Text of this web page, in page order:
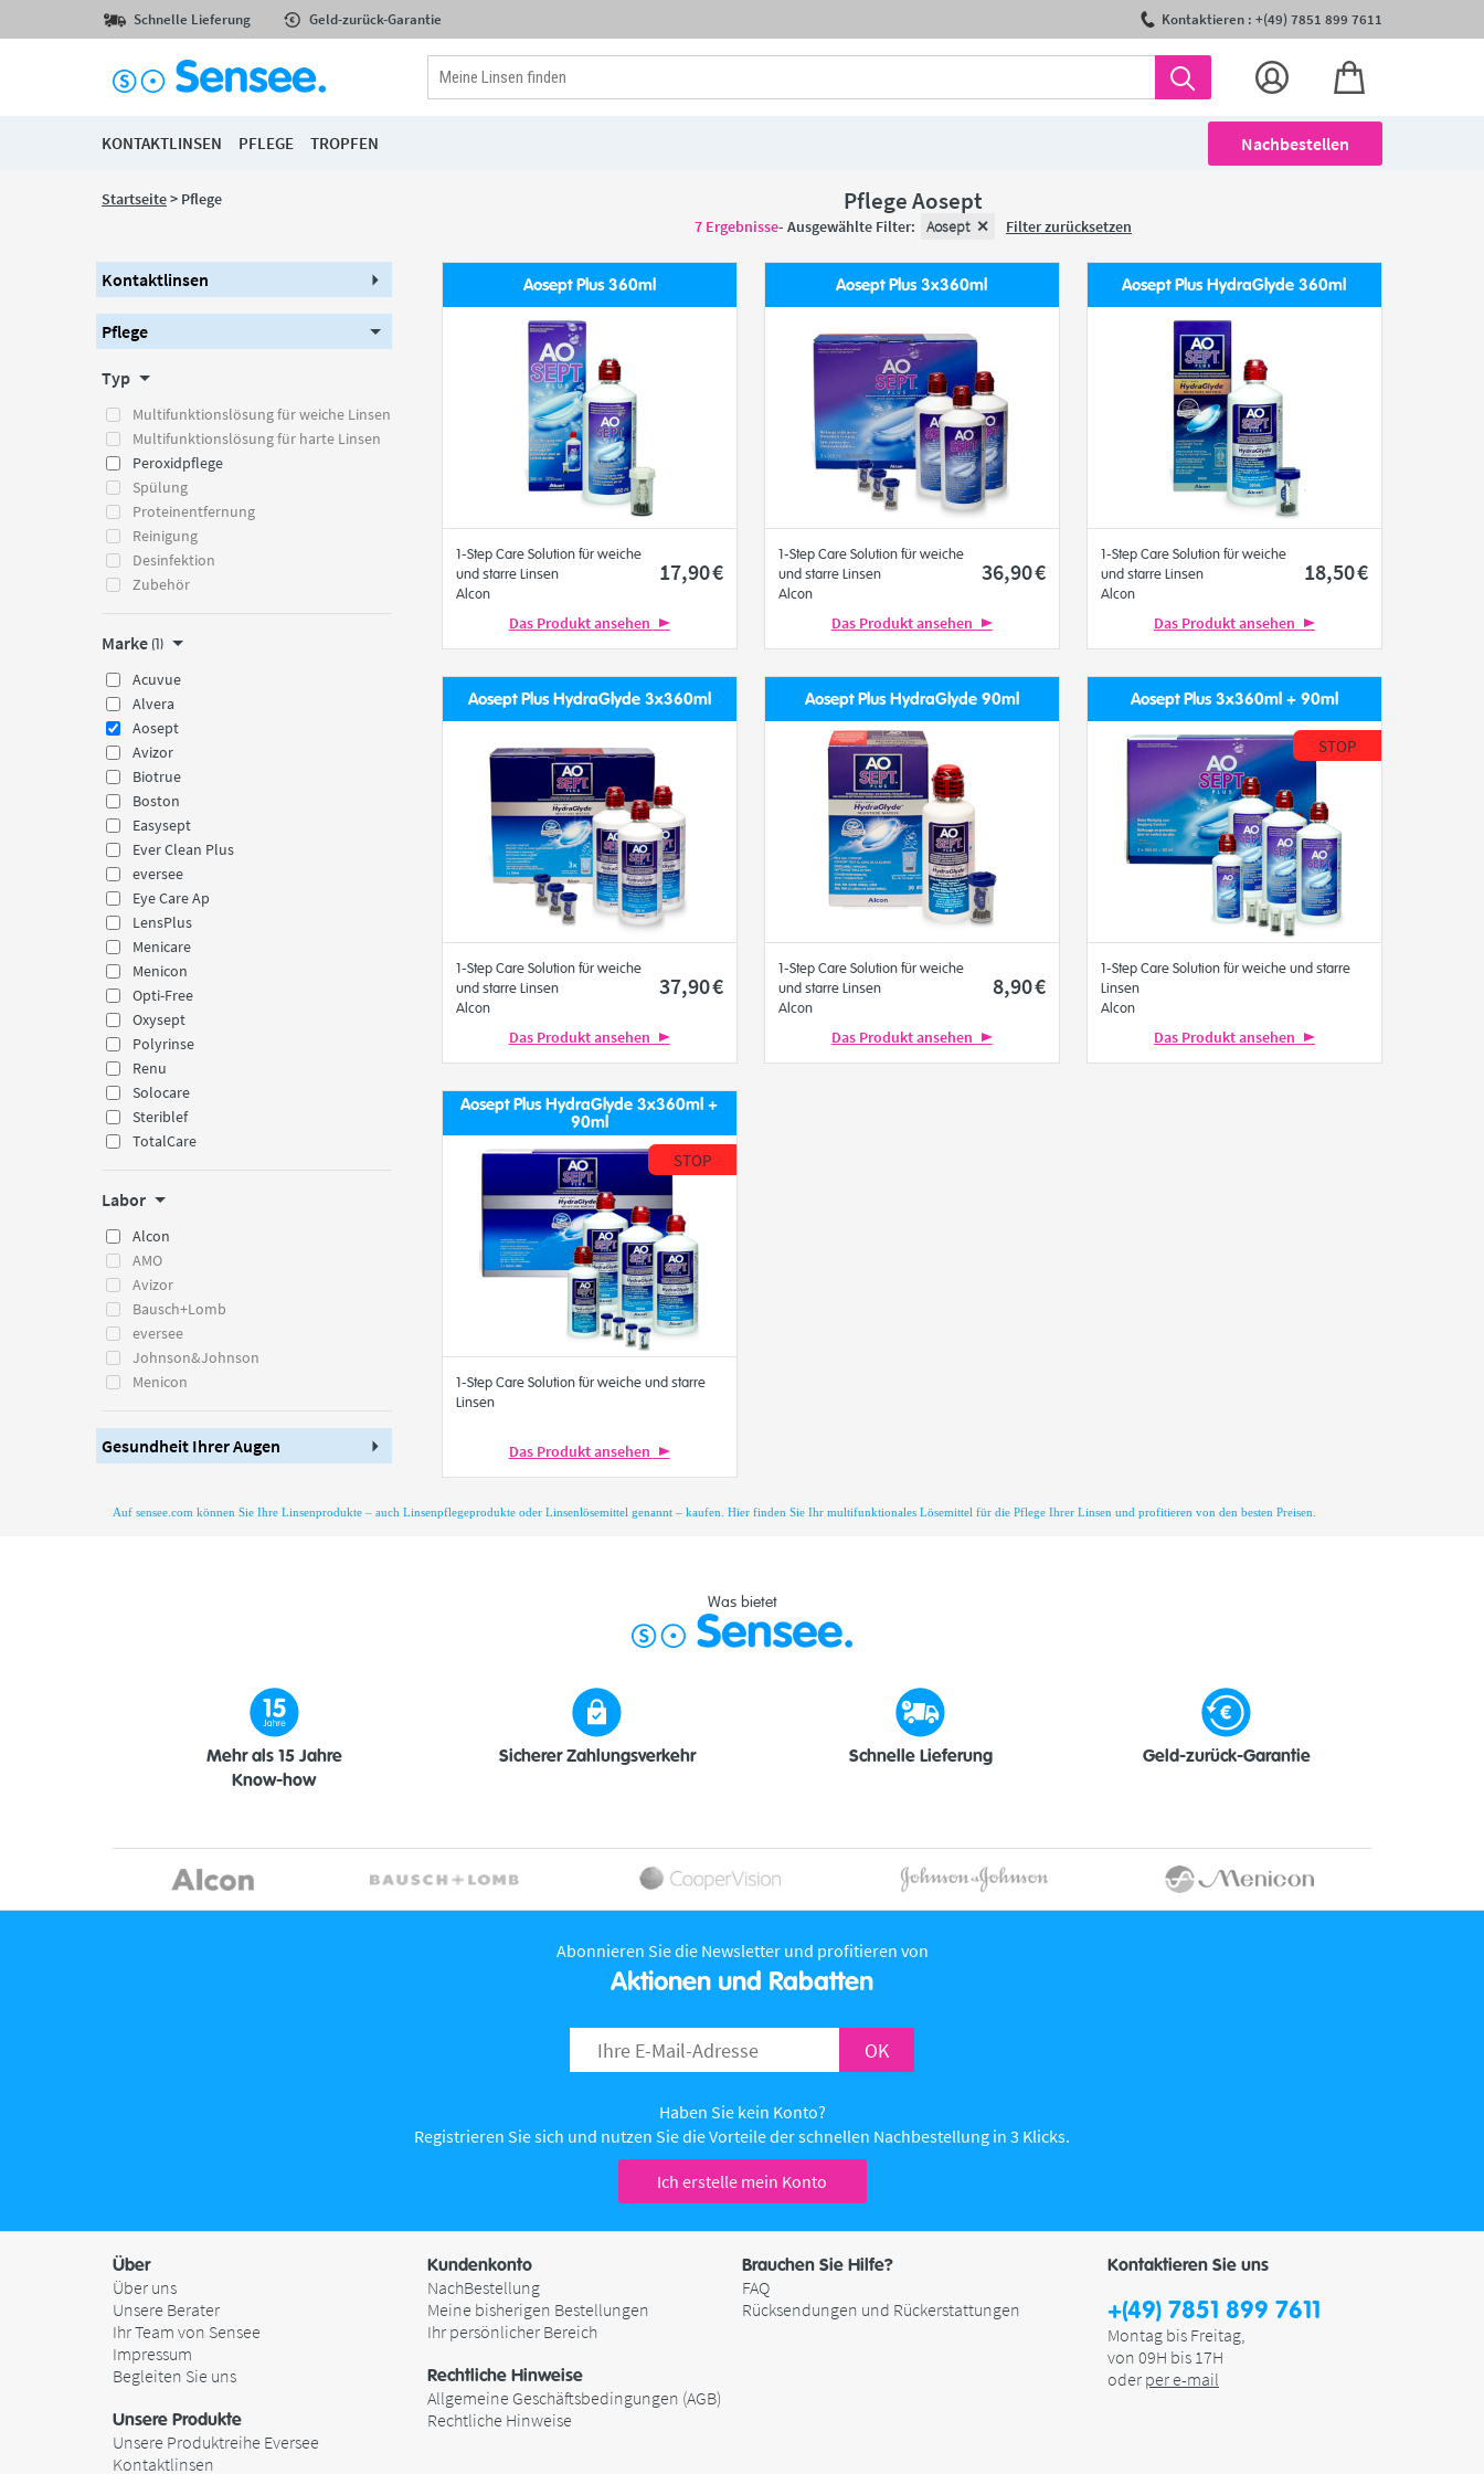
Schnelle Lieferung Geld-zurück-Garantie Kontaktieren : +(49) 7851 899 7611
KONTAKTLINSEN PFLEGE TROPFEN Nachbestellen
Startseite> Pflege Pflege Aosept
7 Ergebnisse- Ausgewählte Filter: Aosept Filter zurücksetzen
Kontaktlinsen
Pflege
Typ
Multifunktionslösung für weiche Linsen
Multifunktionslösung für harte Linsen
Peroxidpflege
Spülung
Proteinentfernung
Reinigung
Desinfektion
Zubehör
Marke (1)
Acuvue
Alvera
Aosept
Avizor
Biotrue
Boston
Easysept
Ever Clean Plus
eversee
Eye Care Ap
LensPlus
Menicare
Menicon
Opti-Free
Oxysept
Polyrinse
Renu
Solocare
Steriblef
TotalCare
Labor
Alcon
AMO
Avizor
Bausch+Lomb
eversee
Johnson&Johnson
Menicon
Gesundheit Ihrer Augen
Aosept Plus 360ml
1-Step Care Solution für weiche
und starre Linsen
Alcon
17,90€
Das Produkt ansehen
Aosept Plus 3x360ml
1-Step Care Solution für weiche
und starre Linsen
Alcon
36,90€
Das Produkt ansehen
Aosept Plus HydraGlyde 360ml
1-Step Care Solution für weiche
und starre Linsen
Alcon
18,50€
Das Produkt ansehen
Aosept Plus HydraGlyde 3x360ml
1-Step Care Solution für weiche
und starre Linsen
Alcon
37,90€
Das Produkt ansehen
Aosept Plus HydraGlyde 90ml
1-Step Care Solution für weiche
und starre Linsen
Alcon
8,90€
Das Produkt ansehen
Aosept Plus 3x360ml + 90ml
STOP
1-Step Care Solution für weiche und starre
Linsen
Alcon
Das Produkt ansehen
Aosept Plus HydraGlyde 3x360ml +
90ml
STOP
1-Step Care Solution für weiche und starre
Linsen
Das Produkt ansehen
Auf sensee.com können Sie Ihre Linsenprodukte – auch Linsenpflegeprodukte oder Linsenlösemittel genannt – kaufen. Hier finden Sie Ihr multifunktionales Lösemittel für die Pflege Ihrer Linsen und profitieren von den besten Preisen.
Was bietet
Mehr als 15 Jahre
Know-how
Sicherer Zahlungsverkehr Schnelle Lieferung Geld-zurück-Garantie
Abonnieren Sie die Newsletter und profitieren von
Aktionen und Rabatten
OK
Haben Sie kein Konto?
Registrieren Sie sich und nutzen Sie die Vorteile der schnellen Nachbestellung in 3 Klicks.
Ich erstelle mein Konto
Über
Über uns
Unsere Berater
Ihr Team von Sensee
Impressum
Begleiten Sie uns
Unsere Produkte
Unsere Produktreihe Eversee
Kontaktlinsen
Kundenkonto
NachBestellung
Meine bisherigen Bestellungen
Ihr persönlicher Bereich
Rechtliche Hinweise
Allgemeine Geschäftsbedingungen (AGB)
Rechtliche Hinweise
Brauchen Sie Hilfe?
FAQ
Rücksendungen und Rückerstattungen
Kontaktieren Sie uns
+(49) 7851 899 7611
Montag bis Freitag,
von 09H bis 17H
oder per e-mail